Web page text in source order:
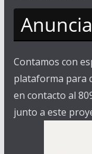
Contamos con
plataforma para
en contacto al
junto a este